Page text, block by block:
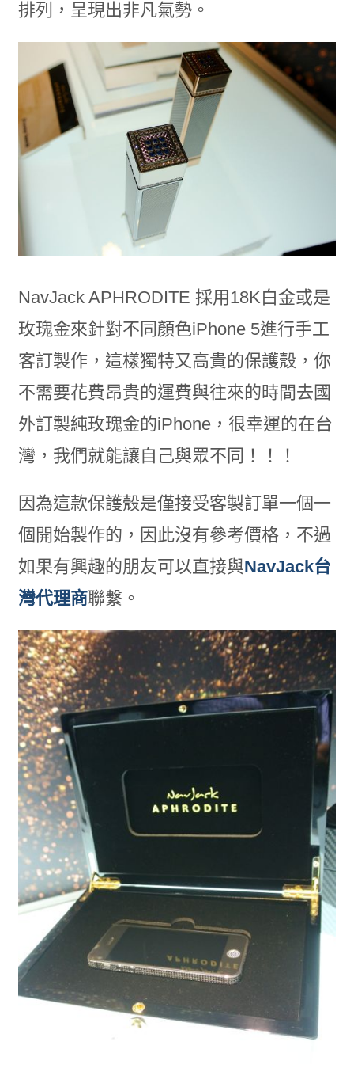
排列，呈現出非凡氣勢。
NavJack APHRODITE 採用18K白金或是
玫瑰金來針對不同顏色iPhone 5進行手工
客訂製作，這樣獨特又高貴的保護殼，你
不需要花費昂貴的運費與往來的時間去國
外訂製純玫瑰金的iPhone，很幸運的在台
灣，我們就能讓自己與眾不同！！！
因為這款保護殼是僅接受客製訂單一個一
個開始製作的，因此沒有參考價格，不過
如果有興趣的朋友可以直接與NavJack台
灣代理商聯繫。